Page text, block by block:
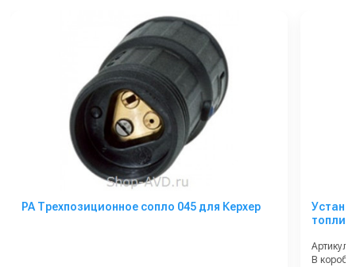
PA Трехпозиционное сопло 045 для Керхер
Артикул:
В